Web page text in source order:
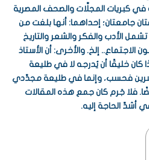
في كبريات المجلَّات والصحف المصرية
جامعتان؛ إحداهما: أنها بلغت من
الأدب والفكر والشعر والتاريخ
الاجتماع.. إلخ. والأخرى: أن الأستاذ
كان خليقًا أن يُدرجه لا في طليعة
فحسب، وإنما في طليعة مجدِّدي
فلا جَرم كان جمع هذه المقالات
أشدِّ الحاجة إليه.